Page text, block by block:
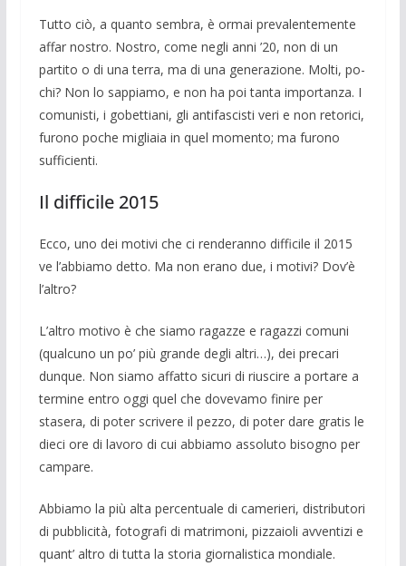
Tutto ciò, a quanto sembra, è ormai pre­valentemente
affar nostro. Nostro, come negli anni ’20, non di un
partito o di una terra, ma di una generazione. Molti, po­
chi? Non lo sappiamo, e non ha poi tanta importanza. I
comunisti, i gobet­tiani, gli antifascisti veri e non retorici,
furono po­che migliaia in quel momento; ma furono
sufficienti.
Il difficile 2015
Ecco, uno dei motivi che ci renderanno difficile il 2015
ve l’abbiamo detto. Ma non erano due, i motivi? Dov’è
l’altro?
L’altro motivo è che siamo ragazze e ra­gazzi comuni
(qualcuno un po’ più grande degli altri…), dei precari
dunque. Non sia­mo affatto sicuri di riuscire a portare a
ter­mine entro oggi quel che do­vevamo fi­nire per
stasera, di poter scri­vere il pezzo, di poter dare gratis le
dieci ore di la­voro di cui abbiamo asso­luto bisogno per
campa­re.
Abbiamo la più alta per­centuale di ca­merieri, di­stributori
di pubblicità, fo­tografi di matrimoni, piz­zaioli avventizi e
quant’ altro di tutta la storia gior­nalistica mondiale.